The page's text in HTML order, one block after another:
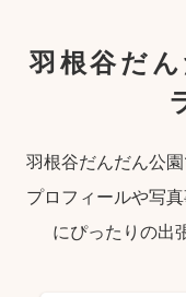
羽根谷だ
羽根谷だんだん公
プロフィールや写
にぴったりの出